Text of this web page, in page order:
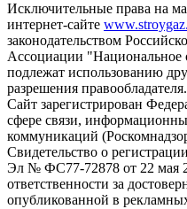
Исключительные права на
интернет-сайте
законодательством
Ассоциации "Национальное
подлежат использованию
разрешения правообладателя.
Сайт зарегистрирован
сфере связи,
коммуникаций
Свидетельство о
Эл № ФС77-72878 от 22 мая
ответственности за
опубликованной в